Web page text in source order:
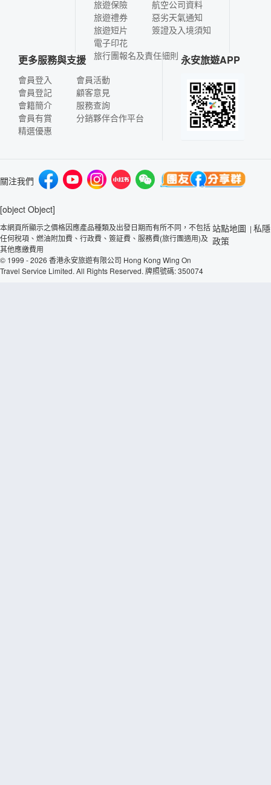
旅遊保險
旅遊禮券
旅遊短片
電子印花
航空公司資料
惡劣天氣通知
簽證及入境須知
旅行團報名及責任細則
更多服務與支援
會員登入
會員登記
會籍簡介
會員有賞
精選優惠
會員活動
顧客意見
服務查詢
分銷夥伴合作平台
永安旅遊APP
關注我們
[object Object]
本網頁所顯示之價格因應產品種類及出發日期而有所不同，不包括
任何稅項、燃油附加費、行政費、簽証費、服務費(旅行團適用)及
其他應繳費用
© 1999 - 2026 香港永安旅遊有限公司 Hong Kong Wing On
Travel Service Limited. All Rights Reserved. 牌照號碼: 350074
站點地圖 | 私隱
政策